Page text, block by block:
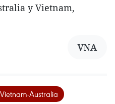
y Vietnam,
VNA
Australia